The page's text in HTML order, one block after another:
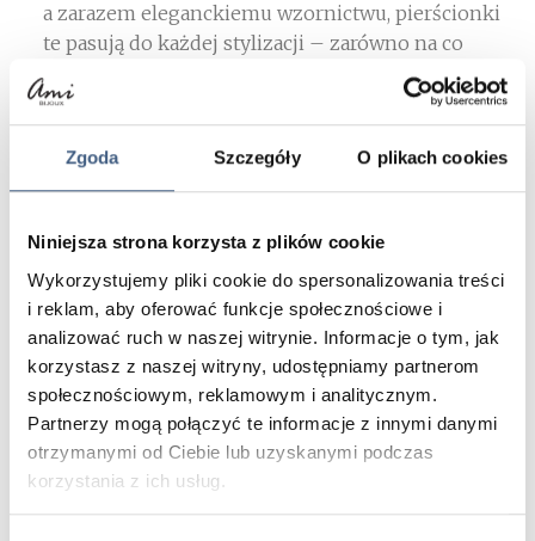
Zgoda Szczegóły O plikach cookies
Niniejsza strona korzysta z plików cookie
Wykorzystujemy pliki cookie do spersonalizowania treści
i reklam, aby oferować funkcje społecznościowe i
analizować ruch w naszej witrynie. Informacje o tym, jak
korzystasz z naszej witryny, udostępniamy partnerom
społecznościowym, reklamowym i analitycznym.
Partnerzy mogą połączyć te informacje z innymi danymi
otrzymanymi od Ciebie lub uzyskanymi podczas
korzystania z ich usług.
a zarazem eleganckiemu wzornictwu, pierścionki
te pasują do każdej stylizacji – zarówno na co
dzień, jak i na wyjątkowe okazje.
Dlaczego warto wybrać nasz zestaw pierścionków?
jest jedyny w swoim rodzaju, co sprawia, że każdy
pierścionek ma swoją własną historię. Nasze
pierścionki to nie tylko biżuteria, ale także amulety,
które mogą przynieść spokój, energię i pozytywne
wibracje.
Podaruj sobie lub bliskiej osobie ten niepowtarzalny
zestaw trzech pierścionków z kamieni naturalnych
na żyłce jubilerskiej i ciesz się pięknem natury